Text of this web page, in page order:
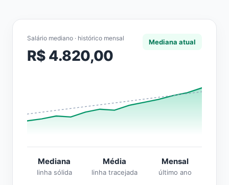
Salário mediano · histórico mensal
R$ 4.820,00
Mediana atual
Mediana
linha sólida
Média
linha tracejada
Mensal
último ano